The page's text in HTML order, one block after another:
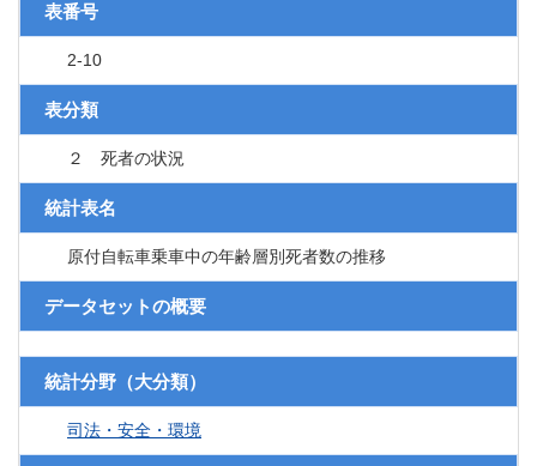
表番号
2-10
表分類
２ 死者の状況
統計表名
原付自転車乗車中の年齢層別死者数の推移
データセットの概要
統計分野（大分類）
司法・安全・環境